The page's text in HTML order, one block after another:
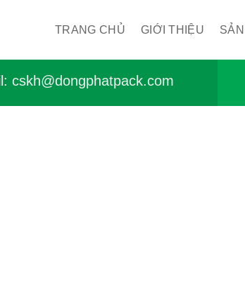
TRANG CHỦ GIỚI THIỆU
cskh@dongphatpack.com